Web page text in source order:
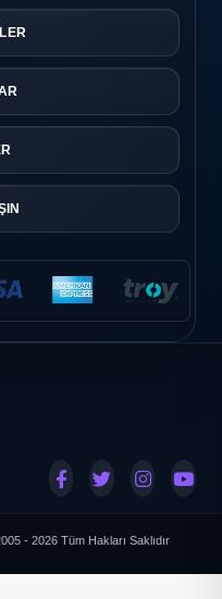
- 2026 Tüm Hakları Saklıdır